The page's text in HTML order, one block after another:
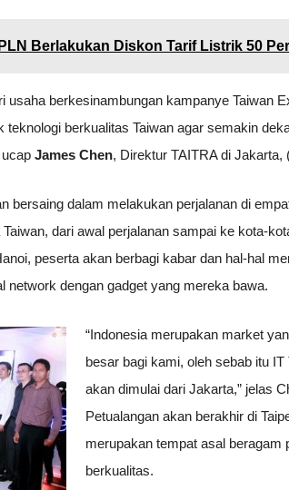
Berlakukan Diskon Tarif Listrik 50
usaha berkesinambungan kampanye Taiwan
berkualitas Taiwan agar semakin
James Chen, Direktur TAITRA di Jakarta,
bersaing dalam melakukan perjalanan di
dari awal perjalanan sampai ke kota-
peserta akan berbagi kabar dan hal-hal
network dengan gadget yang mereka bawa.
“Indonesia merupakan market
besar bagi kami, oleh sebab itu IT
akan dimulai dari Jakarta,” jelas
Petualangan akan berakhir di
merupakan tempat asal beragam
berkualitas.